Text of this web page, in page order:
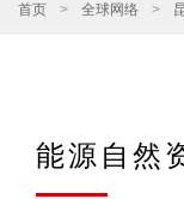
首页 > 全球网络 >
能源自然